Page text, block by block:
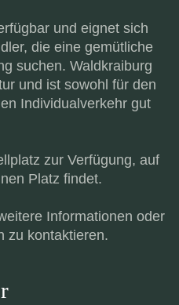
und eignet sich
die eine gemütliche
suchen. Waldkraiburg
und ist sowohl für den
Individualverkehr gut
zur Verfügung, auf
Platz findet.
Informationen oder
zu kontaktieren.